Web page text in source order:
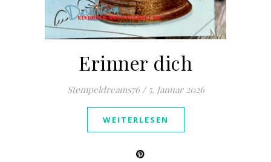
Erinner dich
Stempeldreams76 / 5. Januar 2026
WEITERLESEN